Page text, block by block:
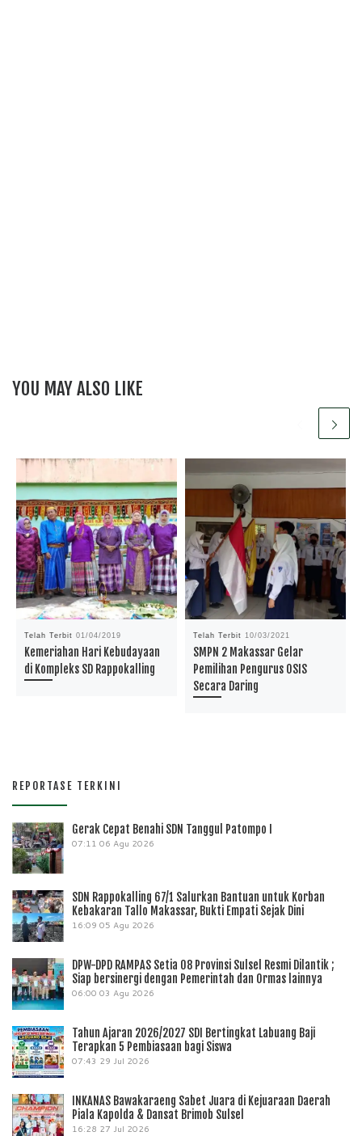
YOU MAY ALSO LIKE
Telah Terbit01/04/2019
Kemeriahan Hari Kebudayaan
di Kompleks SD Rappokalling
Telah Terbit 10/03/2021
SMPN 2 Makassar Gelar
Pemilihan Pengurus OSIS
Secara Daring
REPORTASE TERKINI
Gerak Cepat Benahi SDN Tanggul Patompo I
07:11 06 Agu 2026
SDN Rappokalling 67/1 Salurkan Bantuan untuk Korban
Kebakaran Tallo Makassar, Bukti Empati Sejak Dini
16:09 05 Agu 2026
DPW-DPD RAMPAS Setia 08 Provinsi Sulsel Resmi Dilantik ;
Siap bersinergi dengan Pemerintah dan Ormas lainnya
06:00 03 Agu 2026
Tahun Ajaran 2026/2027 SDI Bertingkat Labuang Baji
Terapkan 5 Pembiasaan bagi Siswa
07:43 29 Jul 2026
INKANAS Bawakaraeng Sabet Juara di Kejuaraan Daerah
Piala Kapolda & Dansat Brimob Sulsel
16:28 27 Jul 2026